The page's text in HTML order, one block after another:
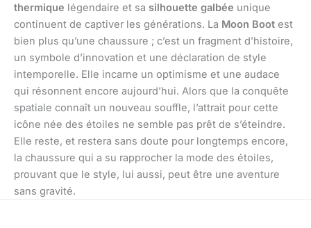
thermique légendaire et sa silhouette galbée unique
continuent de captiver les générations. La Moon Boot est
bien plus qu’une chaussure ; c’est un fragment d’histoire,
un symbole d’innovation et une déclaration de style
intemporelle. Elle incarne un optimisme et une audace
qui résonnent encore aujourd’hui. Alors que la conquête
spatiale connaît un nouveau souffle, l’attrait pour cette
icône née des étoiles ne semble pas prêt de s’éteindre.
Elle reste, et restera sans doute pour longtemps encore,
la chaussure qui a su rapprocher la mode des étoiles,
prouvant que le style, lui aussi, peut être une aventure
sans gravité.